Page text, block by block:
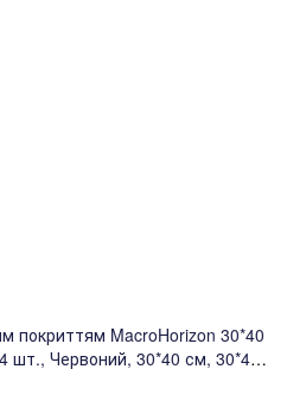
покриттям MacroHorizon 30*40
шт., Червоний, 30*40 см, 30*40